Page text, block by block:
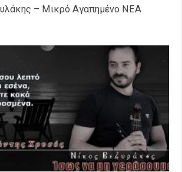
– Μικρό Αγαπημένο NEΑ